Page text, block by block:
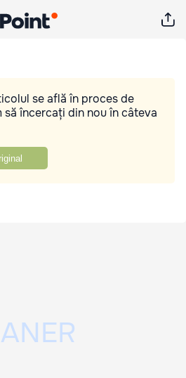
se află în proces de
să încercați din nou în câteva